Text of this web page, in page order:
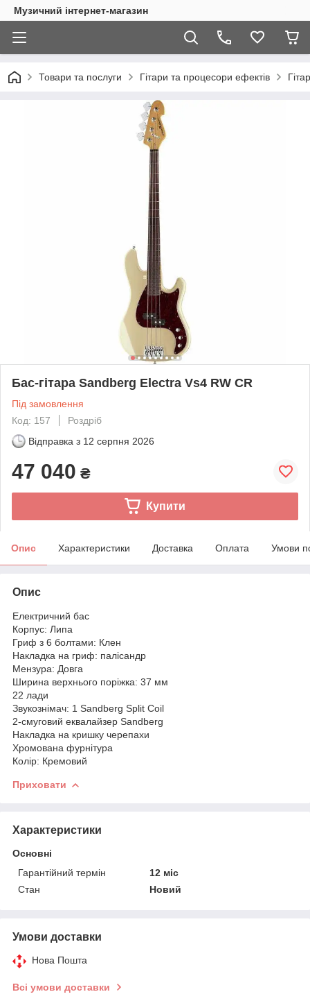
Музичний інтернет-магазин
Товари та послуги Гітари та процесори ефектів
Бас-гітара Sandberg Electra Vs4 RW CR
Під замовлення
Код: 157
Роздріб
Відправка з 12 серпня 2026
47 040 ₴
Купити
Опис Характеристики Доставка Оплата Умови
Опис
Електричний бас
Корпус: Липа
Гриф з 6 болтами: Клен
Накладка на гриф: палісандр
Мензура: Довга
Ширина верхнього поріжка: 37 мм
22 лади
Звукознімач: 1 Sandberg Split Coil
2-смуговий еквалайзер Sandberg
Накладка на кришку черепахи
Хромована фурнітура
Колір: Кремовий
Приховати
Характеристики
Основні
Гарантійний термін
12 міс
Стан
Новий
Умови доставки
Нова Пошта
Всі умови доставки